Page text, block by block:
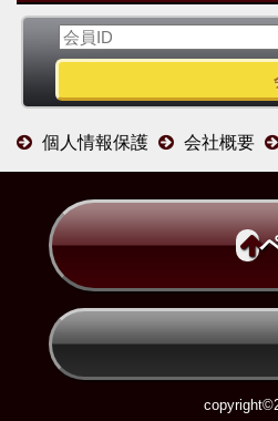
個人情報保護 会社概要